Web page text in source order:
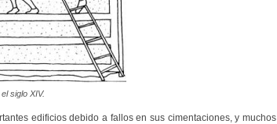
siglo XIV.
edificios debido a fallos en sus cimentaciones, y muchos